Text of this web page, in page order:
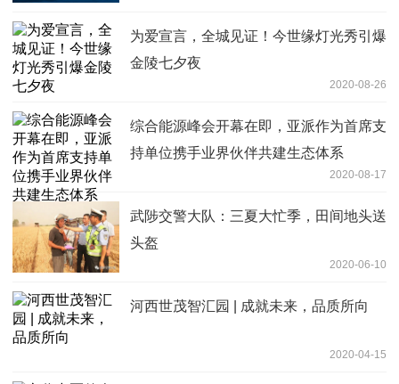
为爱宣言，全城见证！今世缘灯光秀引爆
金陵七夕夜
2020-08-26
综合能源峰会开幕在即，亚派作为首席支
持单位携手业界伙伴共建生态体系
2020-08-17
武陟交警大队：三夏大忙季，田间地头送
头盔
2020-06-10
河西世茂智汇园 | 成就未来，品质所向
2020-04-15